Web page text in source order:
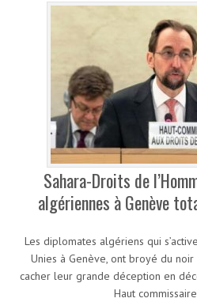
Sahara-Droits de
algériennes à Genève
Les diplomates algériens qui
Unies à Genève, ont broyé du noir
cacher leur grande déception en
Haut